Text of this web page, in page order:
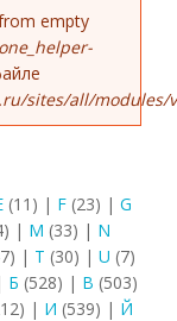
empty
sites/all/modules/
(11) | F (23) | G
| M (33) | N
| T (30) | U (7)
Б (528) | В (503)
| И (539) | Й